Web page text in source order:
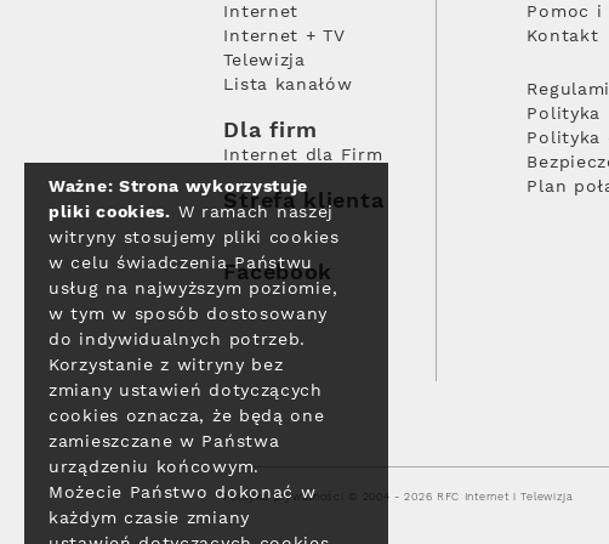
Internet
Internet + TV
Telewizja
Lista kanałów
Dla firm
Internet dla Firm
Strefa klienta
Facebook
Pomoc i
Kontakt
Polityka
Polityka
Plan
Polityka prywatności © 2004 - 2026 RFC Internet i Telewizja
Ważne: Strona wykorzystuje
pliki cookies. W ramach naszej
witryny stosujemy pliki cookies
w celu świadczenia Państwu
usług na najwyższym poziomie,
w tym w sposób dostosowany
do indywidualnych potrzeb.
Korzystanie z witryny bez
zmiany ustawień dotyczących
cookies oznacza, że będą one
zamieszczane w Państwa
urządzeniu końcowym.
Możecie Państwo dokonać w
każdym czasie zmiany